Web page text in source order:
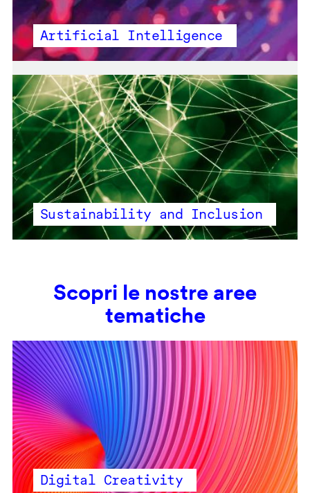
Artificial Intelligence
Sustainability and Inclusion
Scopri le nostre aree
tematiche
Digital Creativity